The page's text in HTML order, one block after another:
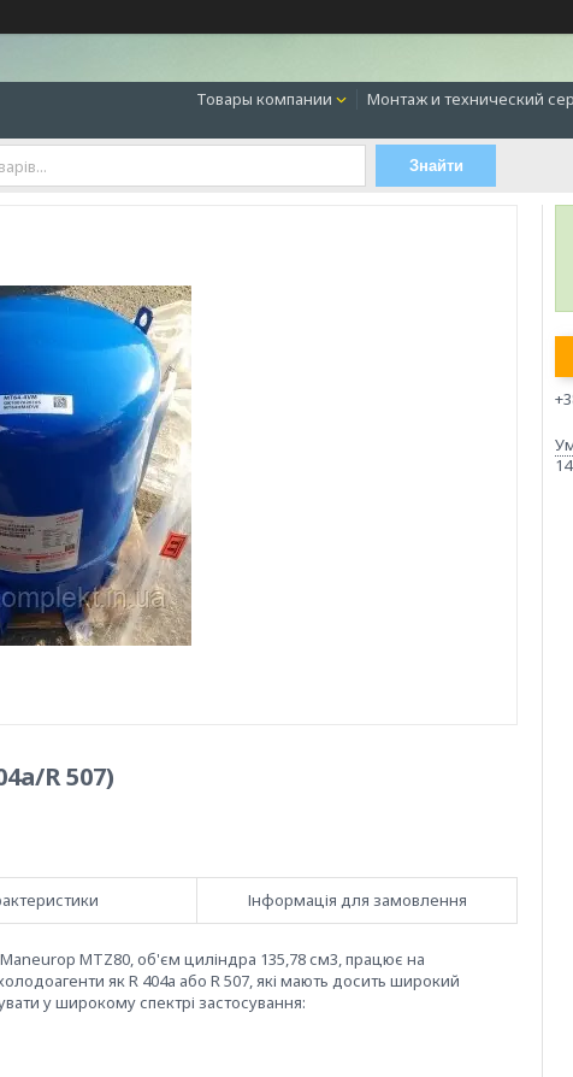
Товары компании Монтаж и технический
Знайти
R 507)
Інформація для замовлення
MTZ80, об'єм циліндра 135,78 см3, працює на
як R 404a або R 507, які мають досить широкий
у широкому спектрі застосування: